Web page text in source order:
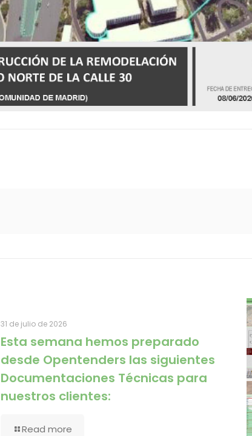
31 de julio de 2026
Esta semana hemos preparado
desde Opentenders las siguientes
Documentaciones Técnicas para
nuestros clientes:
Read more